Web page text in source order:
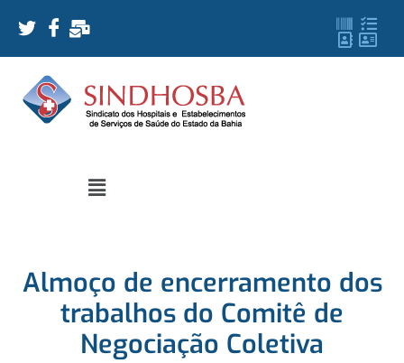
Almoço de encerramento dos
trabalhos do Comitê de
Negociação Coletiva